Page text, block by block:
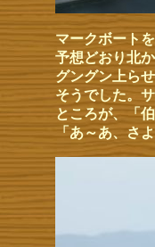
マークボート
予想どおり北
グングン上ら
そうでした。
ところが、「
「あ～あ、さ